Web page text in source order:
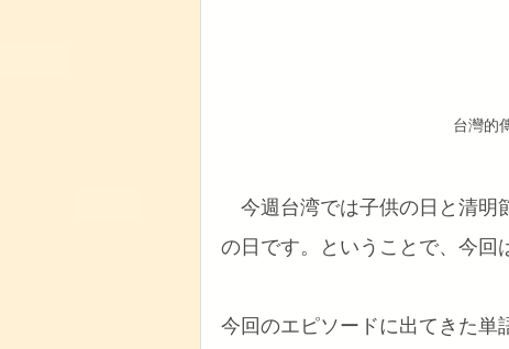
台灣的
今週台湾では子供の日と清明
の日です。ということで、今回
今回のエピソードに出てきた単